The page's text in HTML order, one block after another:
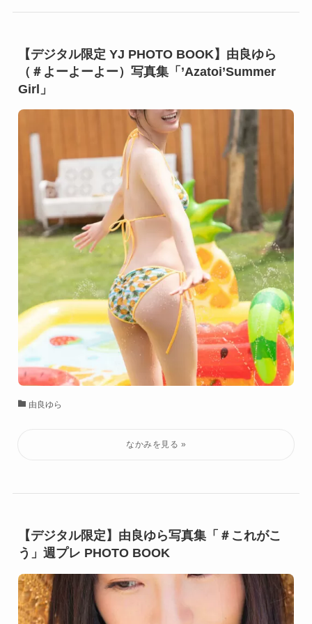
【デジタル限定 YJ PHOTO BOOK】由良ゆら
（＃よーよーよー）写真集「’Azatoi’Summer
Girl」
由良ゆら
【デジタル限定】由良ゆら写真集「＃これがこ
う」週プレ PHOTO BOOK